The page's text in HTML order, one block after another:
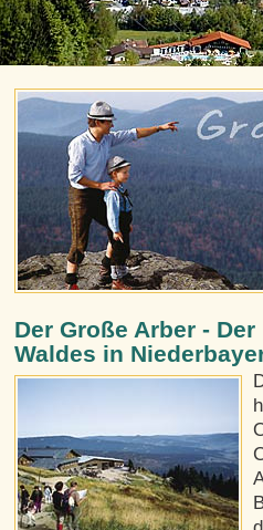
Der Große Arber -
Waldes in